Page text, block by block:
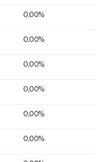
0,00%
0,00%
0,00%
0,00%
0,00%
0,00%